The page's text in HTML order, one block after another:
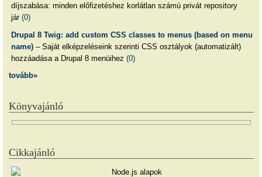
díjszabása: minden előfizetéshez korlátlan számú privát repository
jár (0)
Drupal 8 Twig: add custom CSS classes to menus (based on menu
name)– Saját elképzeléseink szerinti CSS osztályok (automatizált)
hozzáadása a Drupal 8 menüihez (0)
tovább»
Könyvajánló
Cikkajánló